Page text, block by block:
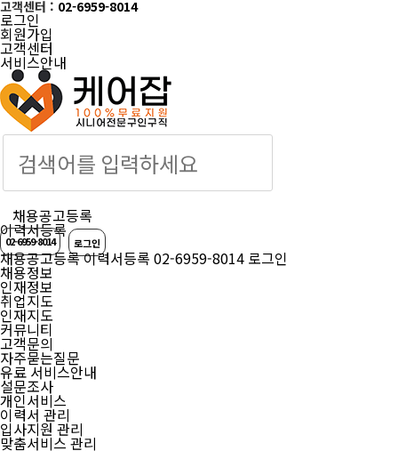
고객센터 : 02-6959-8014
로그인
회원가입
고객센터
서비스안내 케어잡 공식 취업
채용공고등록
이력서등록
02-6959-8014 로그인
채용공고등록이력서등록 02-6959-8014 로그인
채용정보
인재정보
취업지도
인재지도
커뮤니티
고객문의
자주묻는질문
유료 서비스안내
설문조사
개인서비스
이력서 관리
입사지원 관리
맞춤서비스 관리